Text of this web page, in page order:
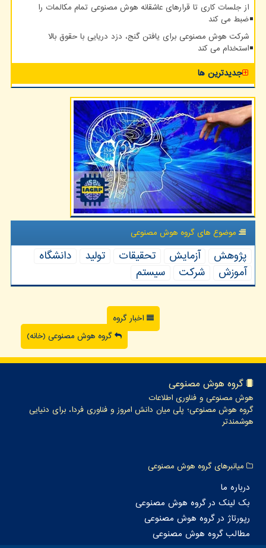
از جلسات کاری تا قرارهای عاشقانه هوش مصنوعی تمام مکالمات را
ضبط می کند
شرکت هوش مصنوعی برای یافتن گنج، دزد دریایی با حقوق بالا
استخدام می کند
جدیدترین ها
موضوع های گروه هوش مصنوعی
پژوهش آزمایش تحقیقات تولید
دانشگاه
آموزش
شركت سیستم
اخبار گروه
گروه هوش مصنوعی (خانه)
گروه هوش مصنوعی
هوش مصنوعی و فناوری اطلاعات
گروه هوش مصنوعی؛ پلی میان دانش امروز و فناوری فردا، برای دنیایی
هوشمندتر
میانبرهای گروه هوش مصنوعی
درباره ما
بک لینک در گروه هوش مصنوعی
رپورتاژ در گروه هوش مصنوعی
مطالب گروه هوش مصنوعی